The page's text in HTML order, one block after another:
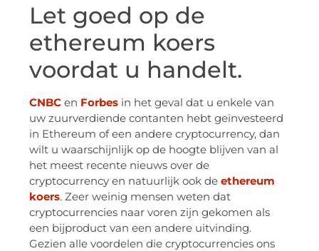
Let goed op de
ethereum koers
voordat u handelt.
CNBC en Forbes in het geval dat u enkele van
uw zuurverdiende contanten hebt geïnvesteerd
in Ethereum of een andere cryptocurrency, dan
wilt u waarschijnlijk op de hoogte blijven van al
het meest recente nieuws over de
cryptocurrency en natuurlijk ook de ethereum
koers. Zeer weinig mensen weten dat
cryptocurrencies naar voren zijn gekomen als
een bijproduct van een andere uitvinding.
Gezien alle voordelen die cryptocurrencies ons